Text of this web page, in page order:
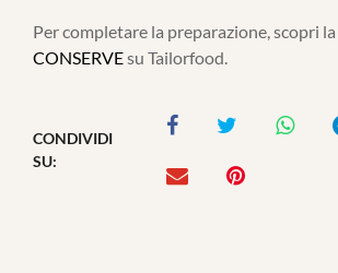
Per completare la preparazione, scopri
CONSERVEsu Tailorfood.
CONDIVIDI
SU: